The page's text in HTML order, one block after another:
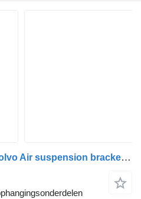
Air suspension bracket Volvo Air suspension bracket 20704076 voor Volvo FM-300 trekker